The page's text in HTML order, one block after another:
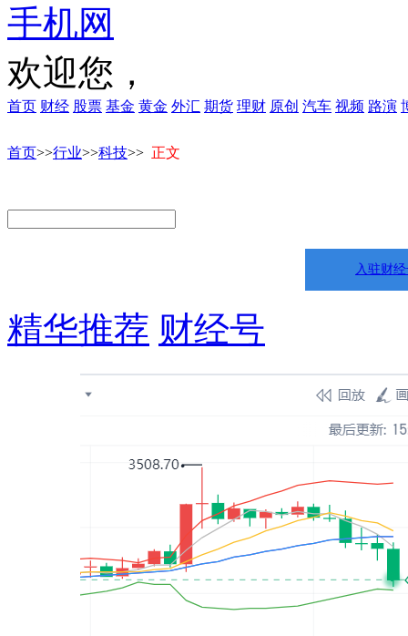
手机网
欢迎您，
首页 财经 股票 基金 黄金 外汇 期货 理财 原创 汽车 视频 路演
首页>>行业>>科技>> 正文
入驻财
精华推荐 财经号